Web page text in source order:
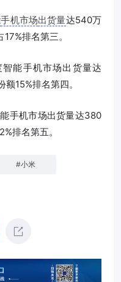
手机市场出货量达540万
排名第三。
能手机市场出货量达
15%排名第四。
手机市场出货量达380
排名第五。
#小米